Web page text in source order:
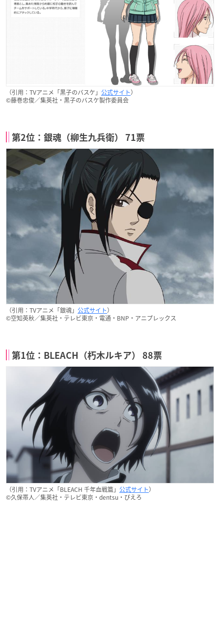
（引用：TVアニメ「黒子のバスケ」 公式サイト）
©︎藤巻忠俊／集英社・黒子のバスケ製作委員会
第2位：銀魂（柳生九兵衛） 71票
（引用：TVアニメ「銀魂」 公式サイト）
©空知英秋／集英社・テレビ東京・電通・BNP・アニプレックス
第1位：BLEACH（朽木ルキア） 88票
（引用：TVアニメ「BLEACH 千年血戦篇」 公式サイト）
©久保帯人／集英社・テレビ東京・dentsu・ぴえろ